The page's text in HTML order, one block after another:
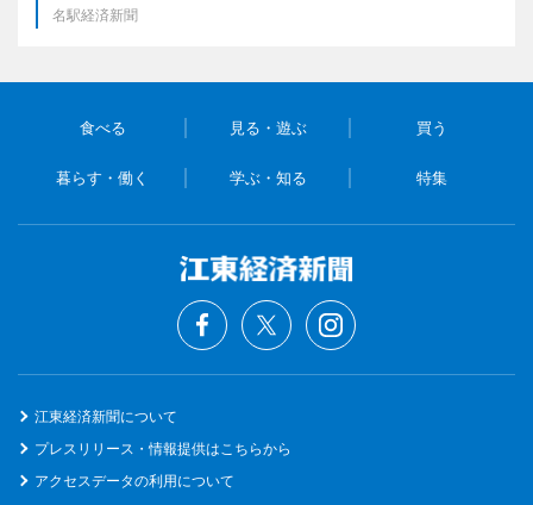
名駅経済新聞
食べる 見る・遊ぶ 買う
暮らす・働く 学ぶ・知る 特集
江東経済新聞について
プレスリリース・情報提供はこちらから
アクセスデータの利用について